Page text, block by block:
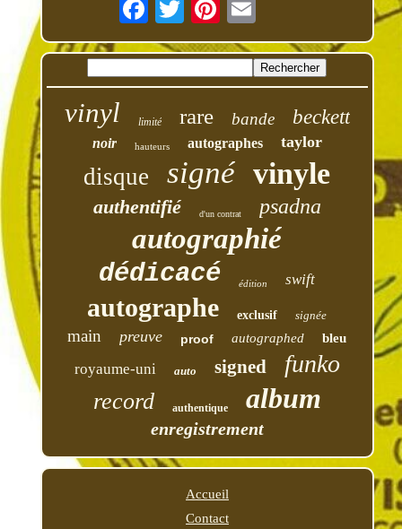
vinyl limité rare bande beckett
noir hauteurs autographes taylor
disque signé vinyle
authentifié d'un contrat psadna
autographié
dédicacé édition swift
autographe exclusif signée
main preuve proof autographed bleu
royaume-uni auto signed funko
record authentique album
enregistrement
Accueil
Contact